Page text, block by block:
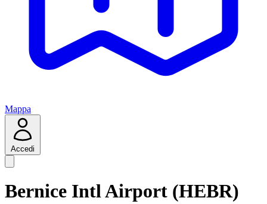
Mappa
Accedi
Bernice Intl Airport (HEBR)